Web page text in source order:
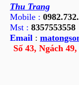
Thu Trang
Mobile :
Mst : 8357553558
Email :
Số 43, Ngách